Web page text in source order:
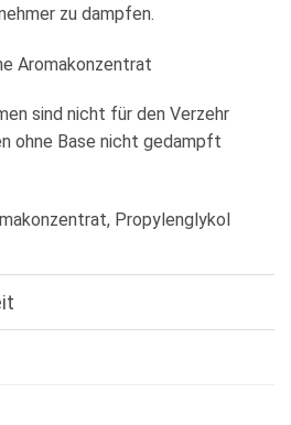
zu dampfen.
Aromakonzentrat
sind nicht für den Verzehr
ohne Base nicht gedampft
Propylenglykol